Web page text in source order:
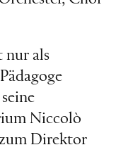
nur als
Niccolò
Direktor